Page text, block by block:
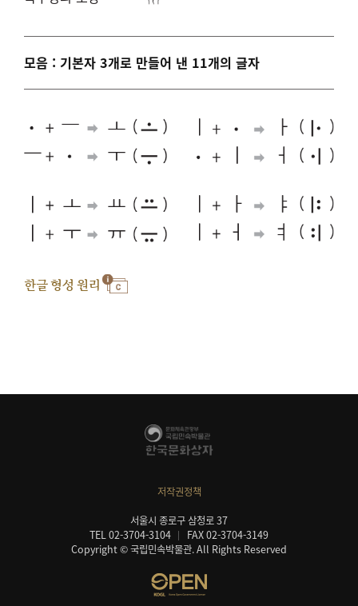
모음 : 기본자 3개로 만들어 낸 11개의 글자
한글 형성 원리
저작권정책
서울시 종로구 삼청로 37
TEL 02-3704-3104
FAX 02-3704-3149
Copyright © 국립민속박물관. All Rights Reserved